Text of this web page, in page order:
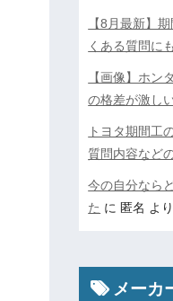
【8月最新】
くある質問に
【画像】ホン
の格差が激し
トヨタ期間工
質問内容など
今の自分なら
た に 匿名 より
メーカ